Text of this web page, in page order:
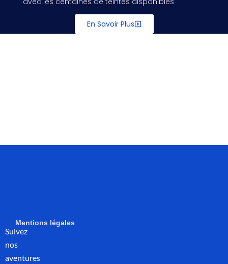
En Savoir Plus
Suivez
nos
aventures
Mentions légales